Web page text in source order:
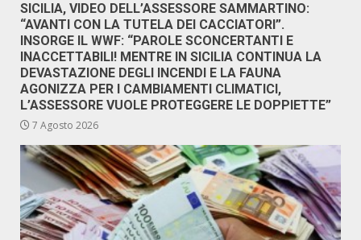
SICILIA, VIDEO DELL’ASSESSORE SAMMARTINO:
“AVANTI CON LA TUTELA DEI CACCIATORI”.
INSORGE IL WWF: “PAROLE SCONCERTANTI E
INACCETTABILI! MENTRE IN SICILIA CONTINUA LA
DEVASTAZIONE DEGLI INCENDI E LA FAUNA
AGONIZZA PER I CAMBIAMENTI CLIMATICI,
L’ASSESSORE VUOLE PROTEGGERE LE DOPPIETTE”
7 Agosto 2026